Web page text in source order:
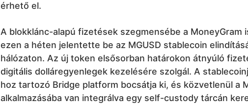
érhető el.
A blokklánc-alapú fizetések szegmensébe a MoneyGram
ezen a héten jelentette be az MGUSD stablecoin
hálózaton. Az új token elsősorban határokon átnyúló
digitális dolláregyenlegek kezelésére szolgál. A
hoz tartozó Bridge platform bocsátja ki, és közvetlenül a
alkalmazásába van integrálva egy self-custody tárcán